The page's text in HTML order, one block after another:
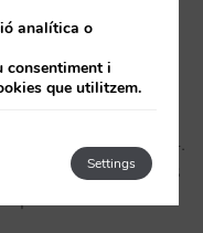
dels
els
de demanda
els festius i
fins finals de 2024.
els teus propis
actualitzat.
analítica o
consentiment i
que utilitzem.
Settings